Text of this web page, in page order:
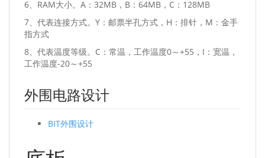
6、RAM大小。A：32MB，B：64MB，C：128MB
7、代表连接方式。Y：邮票半孔方式，H：排针，M：金手
指方式
8、代表温度等级。C：常温，工作温度0～+55，I：宽温，
工作温度-20～+55
外围电路设计
BIT外围设计